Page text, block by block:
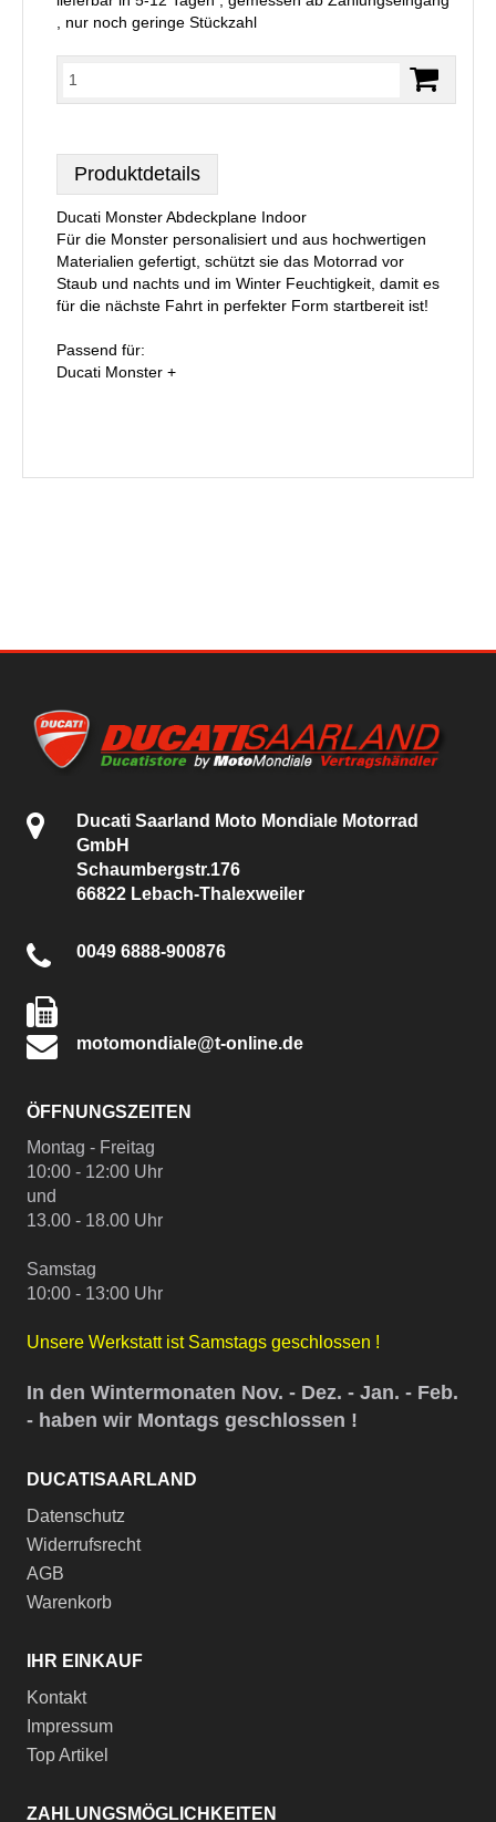
, nur noch geringe Stückzahl
Produktdetails
Ducati Monster Abdeckplane Indoor
Für die Monster personalisiert und aus hochwertigen
Materialien gefertigt, schützt sie das Motorrad vor
Staub und nachts und im Winter Feuchtigkeit, damit es
für die nächste Fahrt in perfekter Form startbereit ist!
Passend für:
Ducati Monster +
Ducati Saarland Moto Mondiale Motorrad
GmbH
Schaumbergstr.176
66822 Lebach-Thalexweiler
0049 6888-900876
motomondiale@t-online.de
ÖFFNUNGSZEITEN
Montag - Freitag
10:00 - 12:00 Uhr
und
13.00 - 18.00 Uhr
Samstag
10:00 - 13:00 Uhr
Unsere Werkstatt ist Samstags geschlossen !
In den Wintermonaten Nov. - Dez. - Jan. - Feb.
- haben wir Montags geschlossen !
DUCATISAARLAND
Datenschutz
Widerrufsrecht
AGB
Warenkorb
IHR EINKAUF
Kontakt
Impressum
Top Artikel
ZAHLUNGSMÖGLICHKEITEN